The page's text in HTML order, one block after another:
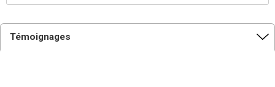
Témoignages